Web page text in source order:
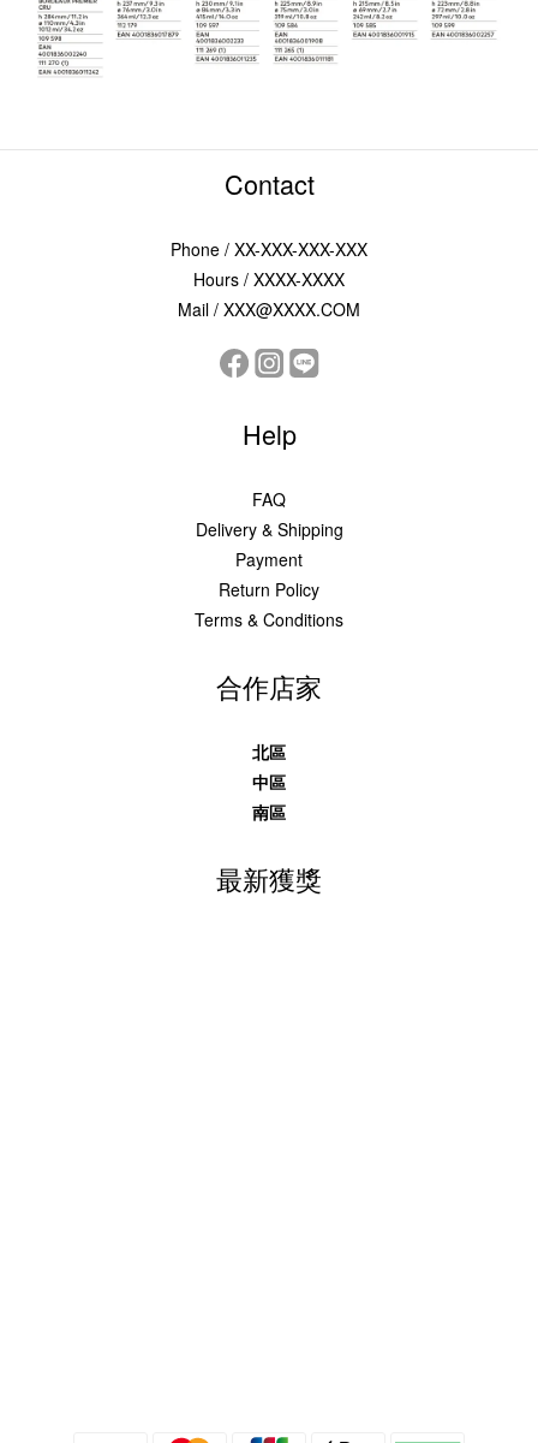
Contact
Phone / XX-XXX-XXX-XXX
Hours / XXXX-XXXX
Mail / XXX@XXXX.COM
Help
FAQ
Delivery & Shipping
Payment
Return Policy
Terms & Conditions
合作店家
北區
中區
南區
最新獲獎